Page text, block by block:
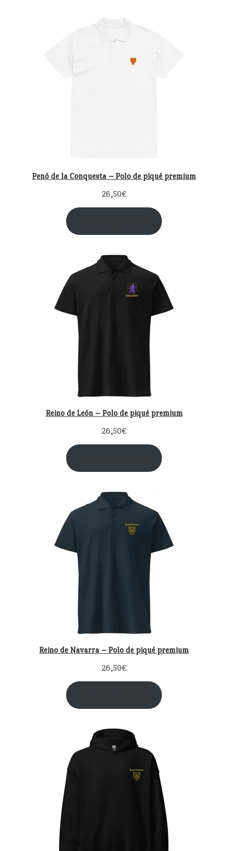
Penó de la Conquesta – Polo de piqué premium
26,50€
Reino de León – Polo de piqué premium
26,50€
Reino de Navarra – Polo de piqué premium
26,50€